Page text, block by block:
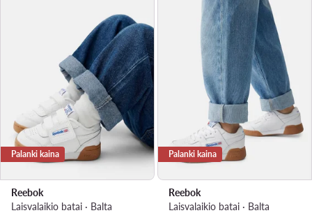
Palanki kaina
Reebok
Laisvalaikio batai · Balta
Palanki kaina
Reebok
Laisvalaikio batai · Balta